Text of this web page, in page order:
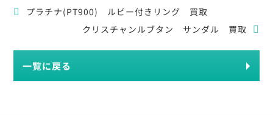
プラチナ(PT900) ルビー付きリング 買取
クリスチャンルブタン サンダル 買取
一覧に戻る